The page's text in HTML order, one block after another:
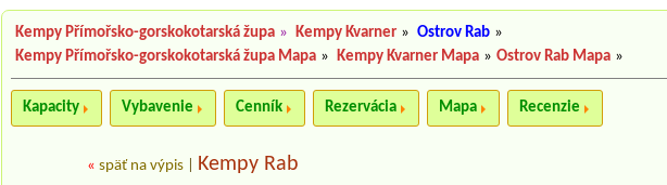
Kempy Přímořsko-gorskokotarská župa » Kempy Kvarner » Ostrov Rab »
Kempy Přímořsko-gorskokotarská župa Mapa » Kempy Kvarner Mapa » Ostrov Rab Mapa »
Kapacity Vybavenie Cenník Rezervácia Mapa Recenzie
«späť na výpis Kempy Rab